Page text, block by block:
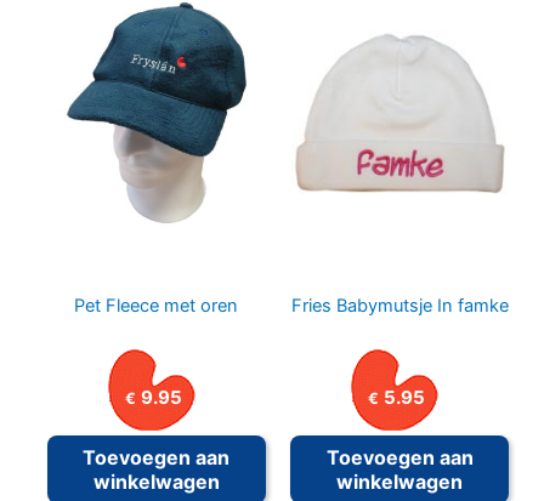
Pet Fleece met oren
€ 9.95
Toevoegen aan
winkelwagen
Fries Babymutsje In famke
€ 5.95
Toevoegen aan
winkelwagen